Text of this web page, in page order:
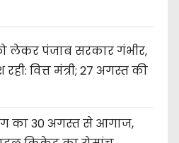
लेकर पंजाब सरकार गंभीर,
वित्त मंत्री; 27 अगस्त की
का 30 अगस्त से आगाज,